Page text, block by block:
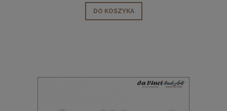
DO KOSZYKA